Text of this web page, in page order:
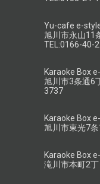
Yu-cafe e-
旭川市永山11
TEL:0166-40-
Karaoke Box
旭川市3条通6
3737
Karaoke Box
旭川市東光7
Karaoke Box
滝川市本町2